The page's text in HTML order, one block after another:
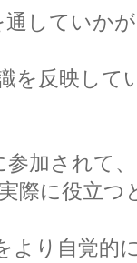
していか
を反映して
加されて
際に役立つ
より自覚的